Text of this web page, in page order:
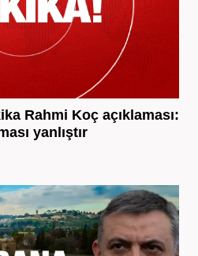
Rahmi Koç açıklaması:
yanlıştır